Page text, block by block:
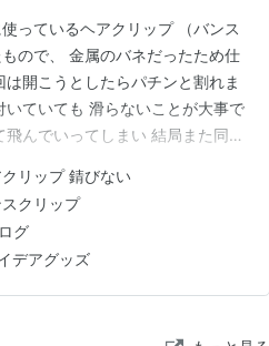
っているヘアクリップ （バンス
ので、 金属のバネだったため仕
開こうとしたらパチンと割れま
ていても 滑らないことが大事で
んでいってしまい 結局また同じ
が 中でもこちらの商品に目が留
リップ 錆びない
クリップ
グ
デアグッズ